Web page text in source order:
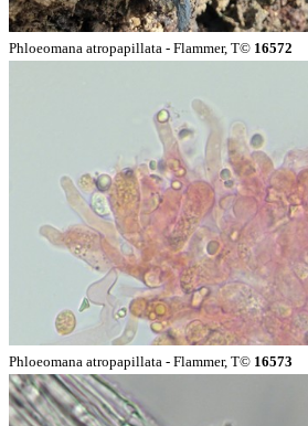
Phloeomana atropapillata - Flammer, T© 16572
Phloeomana atropapillata - Flammer, T© 16573